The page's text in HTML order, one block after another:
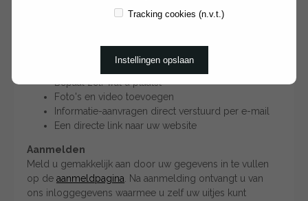
De voordelen van adverteren op Schoolreis.org:
Uitjes plaatsen in meerdere categorieën
Bepaal zelf wat u plaatst
Foto's en video toevoegen
Informatie-aanvragen direct verstuurd per e-mail
Een directe link naar uw website
Aanmelden
Meld u gemakkelijk aan door uw gegevens in te vullen
op de aanmeldpagina . Na aanmelding ontvangt u van
ons inloggegevens waarmee u zelf uw uitjes kunt
Tracking cookies (n.v.t.)
Instellingen opslaan